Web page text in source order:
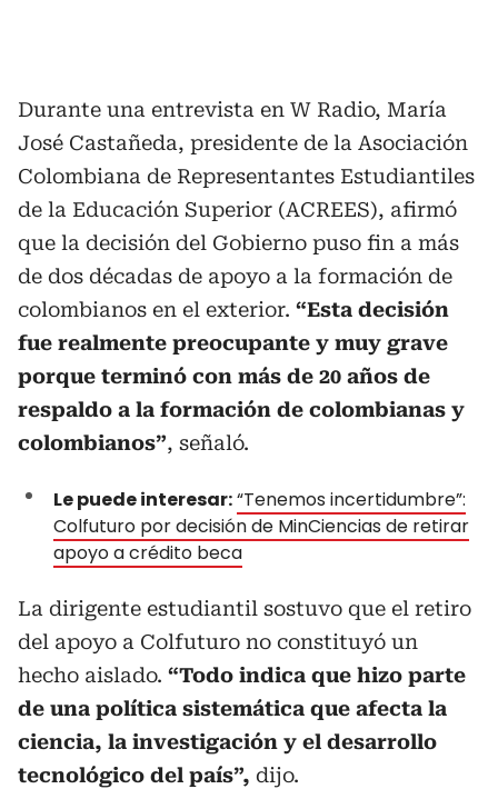
Durante una entrevista en W Radio, María
José Castañeda, presidente de la Asociación
Colombiana de Representantes Estudiantiles
de la Educación Superior (ACREES), afirmó
que la decisión del Gobierno puso fin a más
de dos décadas de apoyo a la formación de
colombianos en el exterior. “Esta decisión
fue realmente preocupante y muy grave
porque terminó con más de 20 años de
respaldo a la formación de colombianas y
colombianos”, señaló.
Le puede interesar:“Tenemos incertidumbre”:
Colfuturo por decisión de MinCiencias de retirar
apoyo a crédito beca
La dirigente estudiantil sostuvo que el retiro
del apoyo a Colfuturo no constituyó un
hecho aislado. “Todo indica que hizo parte
de una política sistemática que afecta la
ciencia, la investigación y el desarrollo
tecnológico del país”, dijo.